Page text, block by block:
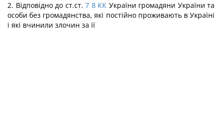
2. Відповідно до ст.ст. 7 8 КК України громадяни України та
особи без громадянства, які постійно проживають в Україні
і які вчинили злочин за її